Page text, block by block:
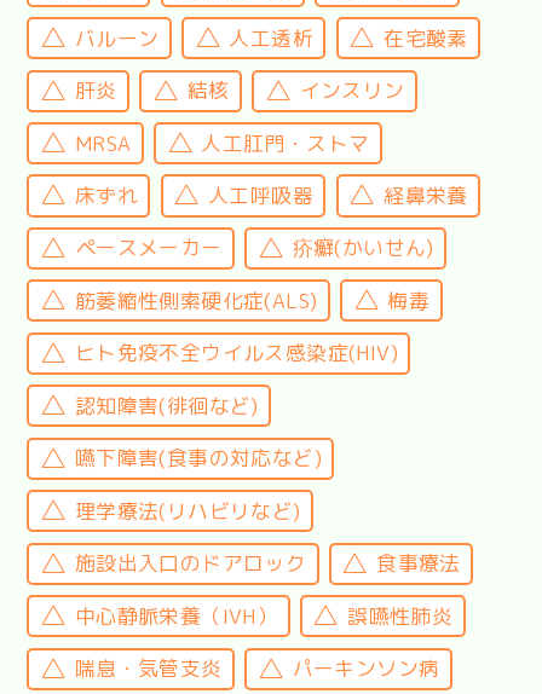
バルーン
人工透析
在宅酸素
肝炎
結核
インスリン
MRSA
人工肛門・ストマ
床ずれ
人工呼吸器
経鼻栄養
ペースメーカー
疥癬(かいせん)
筋萎縮性側索硬化症(ALS)
梅毒
ヒト免疫不全ウイルス感染症(HIV)
認知障害(徘徊など)
嚥下障害(食事の対応など)
理学療法(リハビリなど)
施設出入口のドアロック
食事療法
中心静脈栄養（IVH）
誤嚥性肺炎
喘息・気管支炎
パーキンソン病